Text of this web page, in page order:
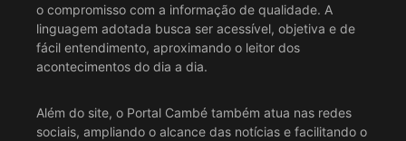
o compromisso com a informação de qualidade. A
linguagem adotada busca ser acessível, objetiva e de
fácil entendimento, aproximando o leitor dos
acontecimentos do dia a dia.
Além do site, o Portal Cambé também atua nas redes
sociais, ampliando o alcance das notícias e facilitando o